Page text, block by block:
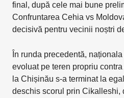
final, după cele mai bune
Confruntarea Cehia vs
decisivă pentru vecinii noștri
În runda precedentă,
evoluat pe teren propriu
la Chișinău s-a terminat la
deschis scorul prin Cikalleshi,